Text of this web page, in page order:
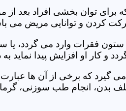
توان بخشی افراد بعد
کردن و توانایی مریض می
فقرات وارد می گردد،
کار او افزایش پیدا نماید
گیرد که برخی از آن ها عبارت
انجام طب سوزنی، گرما